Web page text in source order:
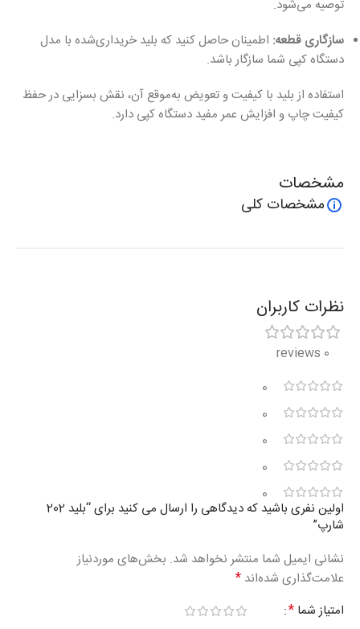
توصیه می‌شود.
سازگاری قطعه: اطمینان حاصل کنید که بلید خریداری‌شده با مدل
دستگاه کپی شما سازگار باشد.
استفاده از بلید با کیفیت و تعویض به‌موقع آن، نقش بسزایی در حفظ
کیفیت چاپ و افزایش عمر مفید دستگاه کپی دارد.
مشخصات
مشخصات کلی
نظرات کاربران
0 reviews
0
0
0
0
0
اولین نفری باشید که دیدگاهی را ارسال می کنید برای “بلید 202
شارپ”
نشانی ایمیل شما منتشر نخواهد شد. بخش‌های موردنیاز
علامت‌گذاری شده‌اند *
امتیاز شما *